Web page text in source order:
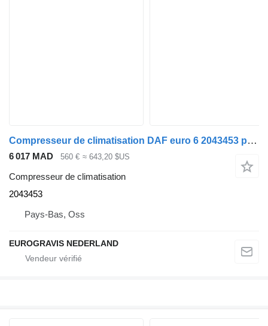
Compresseur de climatisation DAF euro 6 2043453 pour tracteur routier DAF XF CF
6 017 MAD 560 € ≈ 643,20 $US
Compresseur de climatisation
2043453
Pays-Bas, Oss
EUROGRAVIS NEDERLAND